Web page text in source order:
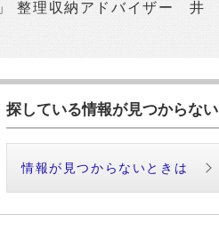
整理収納アドバイザー 井
探している情報が見つからない
情報が見つからないときは